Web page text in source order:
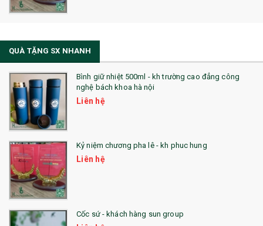
QUÀ TẶNG SX NHANH
Bình giữ nhiệt 500ml - kh trường cao đẳng công
nghệ bách khoa hà nội
Liên hệ
Kỷ niệm chương pha lê - kh phuc hung
Liên hệ
Cốc sứ - khách hàng sun group